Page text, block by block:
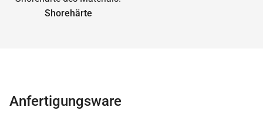
Shorehärte
Anfertigungsware